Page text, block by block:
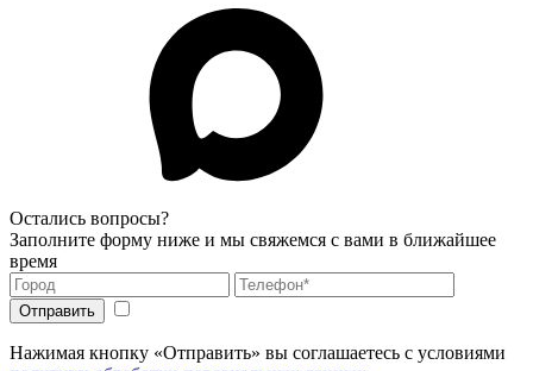
Остались вопросы?
Заполните форму ниже и мы свяжемся с вами в ближайшее
время
Нажимая кнопку «Отправить» вы соглашаетесь с условиями